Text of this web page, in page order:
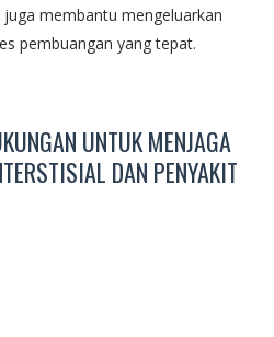
membantu mengeluarkan
pembuangan yang tepat.
UNTUK MENJAGA
DAN PENYAKIT